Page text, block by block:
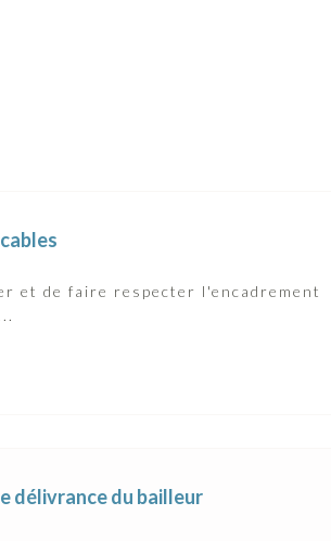
et de faire respecter l'encadrement
délivrance du bailleur